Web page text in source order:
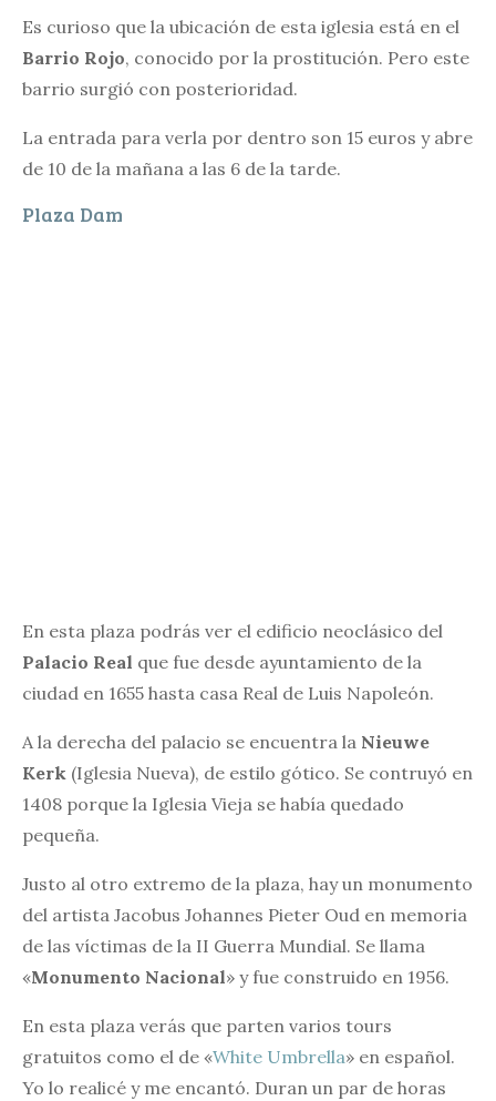
Es curioso que la ubicación de esta iglesia está en el
Barrio Rojo, conocido por la prostitución. Pero este
barrio surgió con posterioridad.
La entrada para verla por dentro son 15 euros y abre
de 10 de la mañana a las 6 de la tarde.
Plaza Dam
En esta plaza podrás ver el edificio neoclásico del
Palacio Real que fue desde ayuntamiento de la
ciudad en 1655 hasta casa Real de Luis Napoleón.
A la derecha del palacio se encuentra la Nieuwe
Kerk (Iglesia Nueva), de estilo gótico. Se contruyó en
1408 porque la Iglesia Vieja se había quedado
pequeña.
Justo al otro extremo de la plaza, hay un monumento
del artista Jacobus Johannes Pieter Oud en memoria
de las víctimas de la II Guerra Mundial. Se llama
«Monumento Nacional» y fue construido en 1956.
En esta plaza verás que parten varios tours
gratuitos como el de «White Umbrella» en español.
Yo lo realicé y me encantó. Duran un par de horas